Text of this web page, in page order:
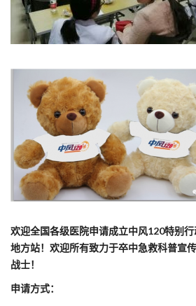
欢迎全国各级医院申请成立中风120特别
地方站！欢迎所有致力于卒中急救科普宣
战士！
申请方式：